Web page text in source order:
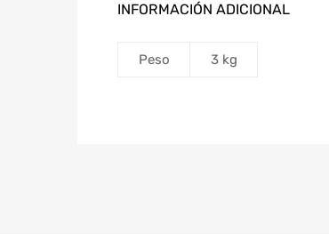
INFORMACIÓN ADICIONAL
Peso 3 kg